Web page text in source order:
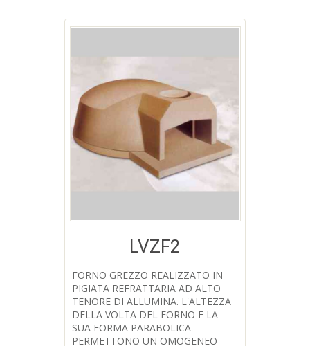
LVZF2
FORNO GREZZO REALIZZATO IN
PIGIATA REFRATTARIA AD ALTO
TENORE DI ALLUMINA. L'ALTEZZA
DELLA VOLTA DEL FORNO E LA
SUA FORMA PARABOLICA
PERMETTONO UN OMOGENEO